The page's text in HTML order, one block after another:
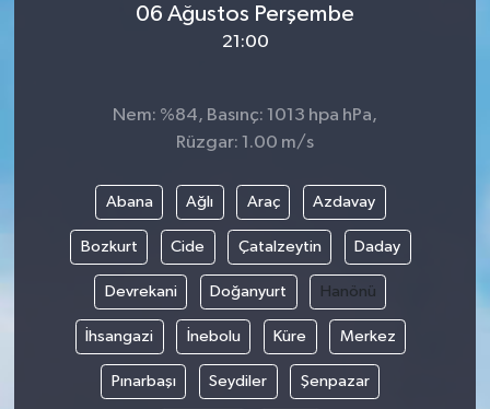
06 Ağustos Perşembe
21:00
Nem: %84, Basınç: 1013 hpa hPa,
Rüzgar: 1.00 m/s
Abana Ağlı Araç Azdavay
Bozkurt Cide Çatalzeytin Daday
Devrekani Doğanyurt Hanönü
İhsangazi İnebolu Küre Merkez
Pınarbaşı Seydiler Şenpazar